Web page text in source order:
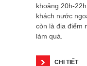
khoảng 20h-
khách nước
còn là địa điểm
làm quà.
CHI TIẾT